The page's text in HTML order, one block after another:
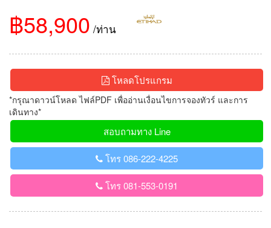
฿58,900 /ท่าน
โหลดโปรแกรม
*กรุณาดาวน์โหลด ไฟล์PDF เพื่ออ่านเงื่อนไขการจองทัวร์ และการ
เดินทาง*
สอบถามทาง Line
โทร 086-222-4225
โทร 081-553-0191